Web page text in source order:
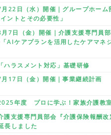
22日（水）開催｜グループホーム
ントとその必要性」
7日（金）開催｜介護支援専門員部
AIケアプランを活用したケアマネ
ラスメント対応」基礎研修
17日（金）開催｜事業継続計画
年度 プロに学ぶ！家族介護教
支援専門員部会『介護保険報酬改
長しました